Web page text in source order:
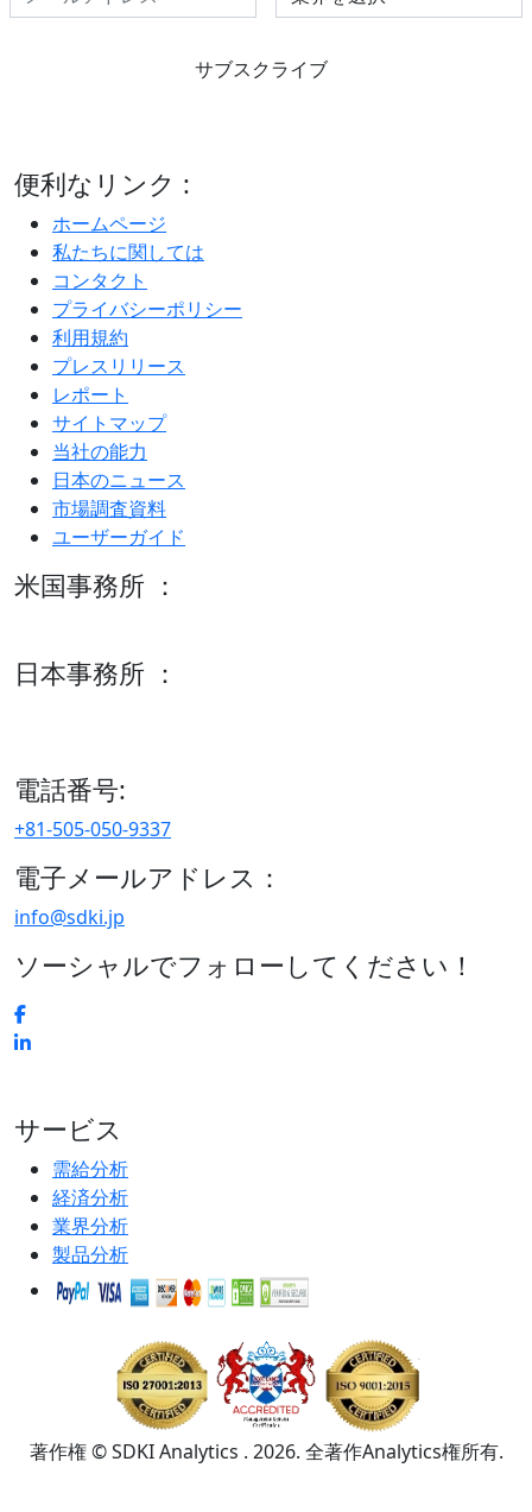
サブスクライブ
便利なリンク :
ホームページ
私たちに関しては
コンタクト
プライバシーポリシー
利用規約
プレスリリース
レポート
サイトマップ
当社の能力
日本のニュース
市場調査資料
ユーザーガイド
米国事務所 ：
日本事務所 ：
電話番号:
+81-505-050-9337
電子メールアドレス：
info@sdki.jp
ソーシャルでフォローしてください！
サービス
需給分析
経済分析
業界分析
製品分析
著作権 © SDKI Analytics . 2026. 全著作Analytics権所有.